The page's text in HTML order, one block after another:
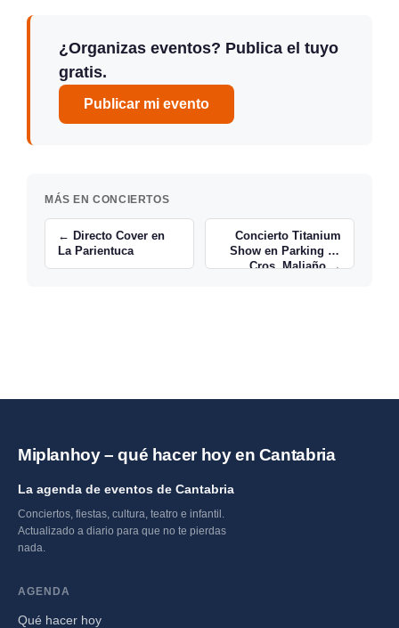
¿Organizas eventos? Publica el tuyo
gratis.
Publicar mi evento
MÁS EN CONCIERTOS
← Directo Cover en
La Parientuca
Concierto Titanium
Show en Parking de
Cros, Maliaño →
Miplanhoy – qué hacer hoy en Cantabria
La agenda de eventos de Cantabria
Conciertos, fiestas, cultura, teatro e infantil.
Actualizado a diario para que no te pierdas
nada.
AGENDA
Qué hacer hoy